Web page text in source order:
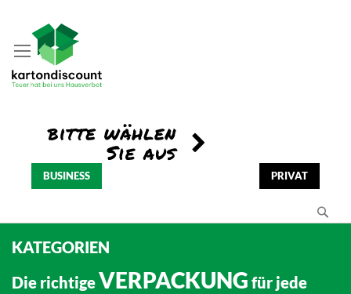
BUSINESS PRIVAT
KATEGORIEN
Die richtigeVERPACKUNG für jede